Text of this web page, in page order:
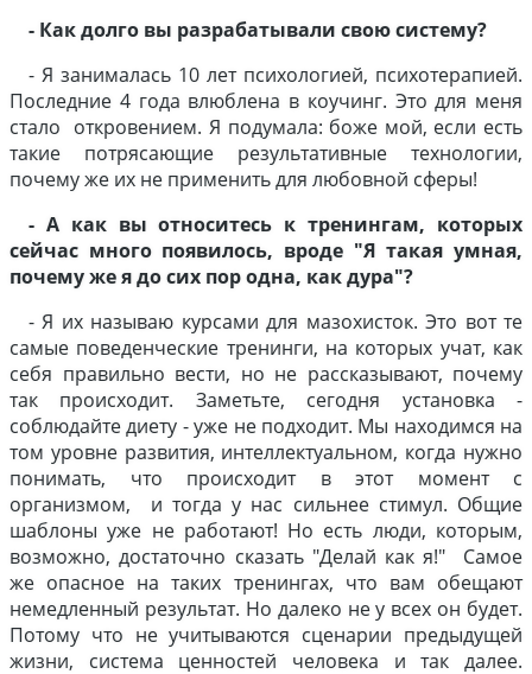
- Как долго вы разрабатывали свою систему?
- Я занималась 10 лет психологией, психотерапией.
Последние 4 года влюблена в коучинг. Это для меня
стало откровением. Я подумала: боже мой, если есть
такие потрясающие результативные технологии,
почему же их не применить для любовной сферы!
- А как вы относитесь к тренингам, которых
сейчас много появилось, вроде "Я такая умная,
почему же я до сих пор одна, как дура"?
- Я их называю курсами для мазохисток. Это вот те
самые поведенческие тренинги, на которых учат, как
себя правильно вести, но не рассказывают, почему
так происходит. Заметьте, сегодня установка -
соблюдайте диету - уже не подходит. Мы находимся на
том уровне развития, интеллектуальном, когда нужно
понимать, что происходит в этот момент с
организмом, и тогда у нас сильнее стимул. Общие
шаблоны уже не работают! Но есть люди, которым,
возможно, достаточно сказать "Делай как я!" Самое
же опасное на таких тренингах, что вам обещают
немедленный результат. Но далеко не у всех он будет.
Потому что не учитываются сценарии предыдущей
жизни, система ценностей человека и так далее.